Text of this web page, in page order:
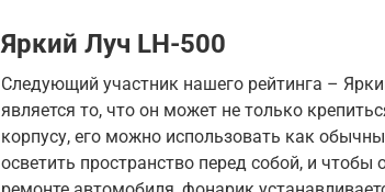
Яркий Луч LH-500
Следующий участник нашего рейтинга –
является то, что он может не только
корпусу, его можно использовать как
осветить пространство перед собой, и